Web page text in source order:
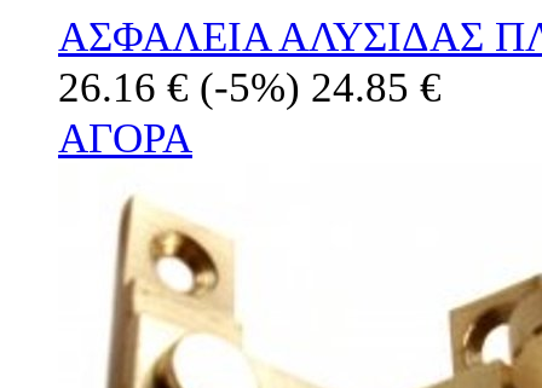
ΑΣΦΑΛΕΙΑ ΑΛΥΣΙΔΑΣ
26.16 € (-5%) 24.85 €
ΑΓΟΡΑ